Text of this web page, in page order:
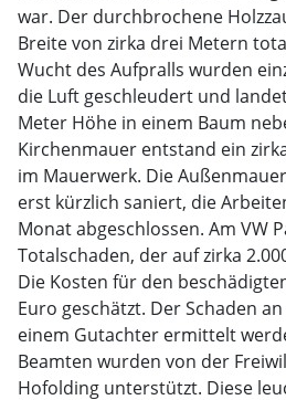
war. Der durchbrochene
Breite von zirka drei Metern
Wucht des Aufpralls wurden
die Luft geschleudert und
Meter Höhe in einem Baum
Kirchenmauer entstand ein
im Mauerwerk. Die
erst kürzlich saniert, die
Monat abgeschlossen. Am VW
Totalschaden, der auf zirka
Die Kosten für den
Euro geschätzt. Der Schaden
einem Gutachter ermittelt
Beamten wurden von der
Hofolding unterstützt. Diese